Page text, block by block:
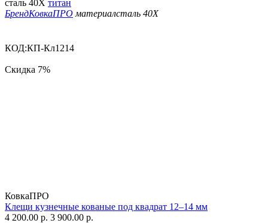
сталь 40Х титан
БрендКовкаПРО материалсталь 40Х
КОД:КП-Кл1214
Скидка 7%
КовкаПРО
Клещи кузнечные кованые под квадрат 12–14 мм
4 200.00 р. 3 900.00 р.